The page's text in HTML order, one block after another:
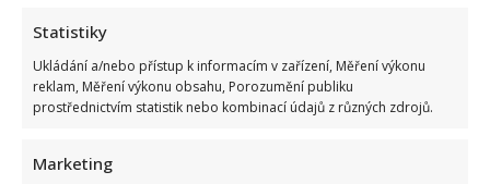
Statistiky
Ukládání a/nebo přístup k informacím v zařízení, Měření výkonu
reklam, Měření výkonu obsahu, Porozumění publiku
prostřednictvím statistik nebo kombinací údajů z různých zdrojů.
Marketing